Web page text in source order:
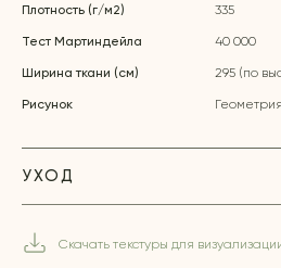
Плотность (г/м2) 335
Тест Мартиндейла 40 000
Ширина ткани (см) 295 (по
Рисунок
УХОД
Скачать текстуры для